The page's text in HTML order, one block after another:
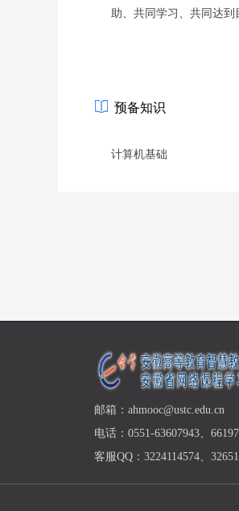
助、共同学习、共同达到
预备知识
计算机基础
邮箱：ahmooc@ustc.edu.cn
电话：0551-63607943、
客服QQ：3224114574、